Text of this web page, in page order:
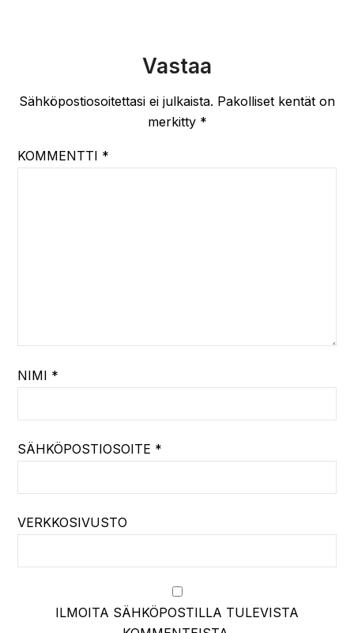
Vastaa
Sähköpostiosoitettasi ei julkaista. Pakolliset kentät on
merkitty *
KOMMENTTI *
NIMI *
SÄHKÖPOSTIOSOITE *
VERKKOSIVUSTO
ILMOITA SÄHKÖPOSTILLA TULEVISTA